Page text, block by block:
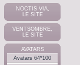
NOCTIS VIA,
LE SITE
VENTSOMBRE,
LE SITE
AVATARS
Avatars 64*100